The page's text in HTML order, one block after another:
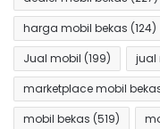
harga mobil bekas (124)
Jual mobil (199) jual
marketplace mobil
mobil bekas (519)